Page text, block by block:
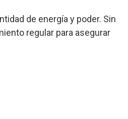
de energía y poder. Sin
regular para asegurar